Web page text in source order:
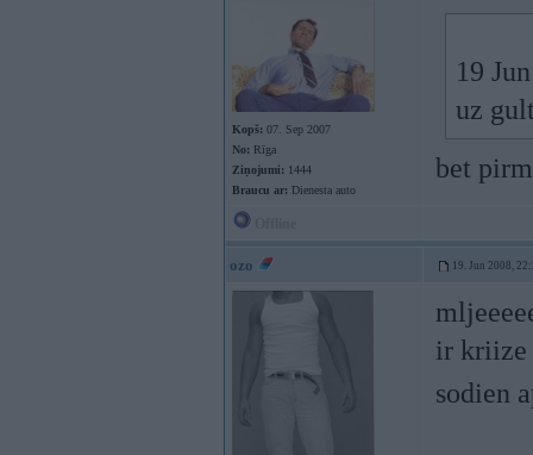
Kopš: 07. Sep 2007
No: Rīga
Ziņojumi: 1444
Braucu ar: Dienesta auto
19
uz
bet
ozo 19. Jun 2008,
ir kriize
sodien